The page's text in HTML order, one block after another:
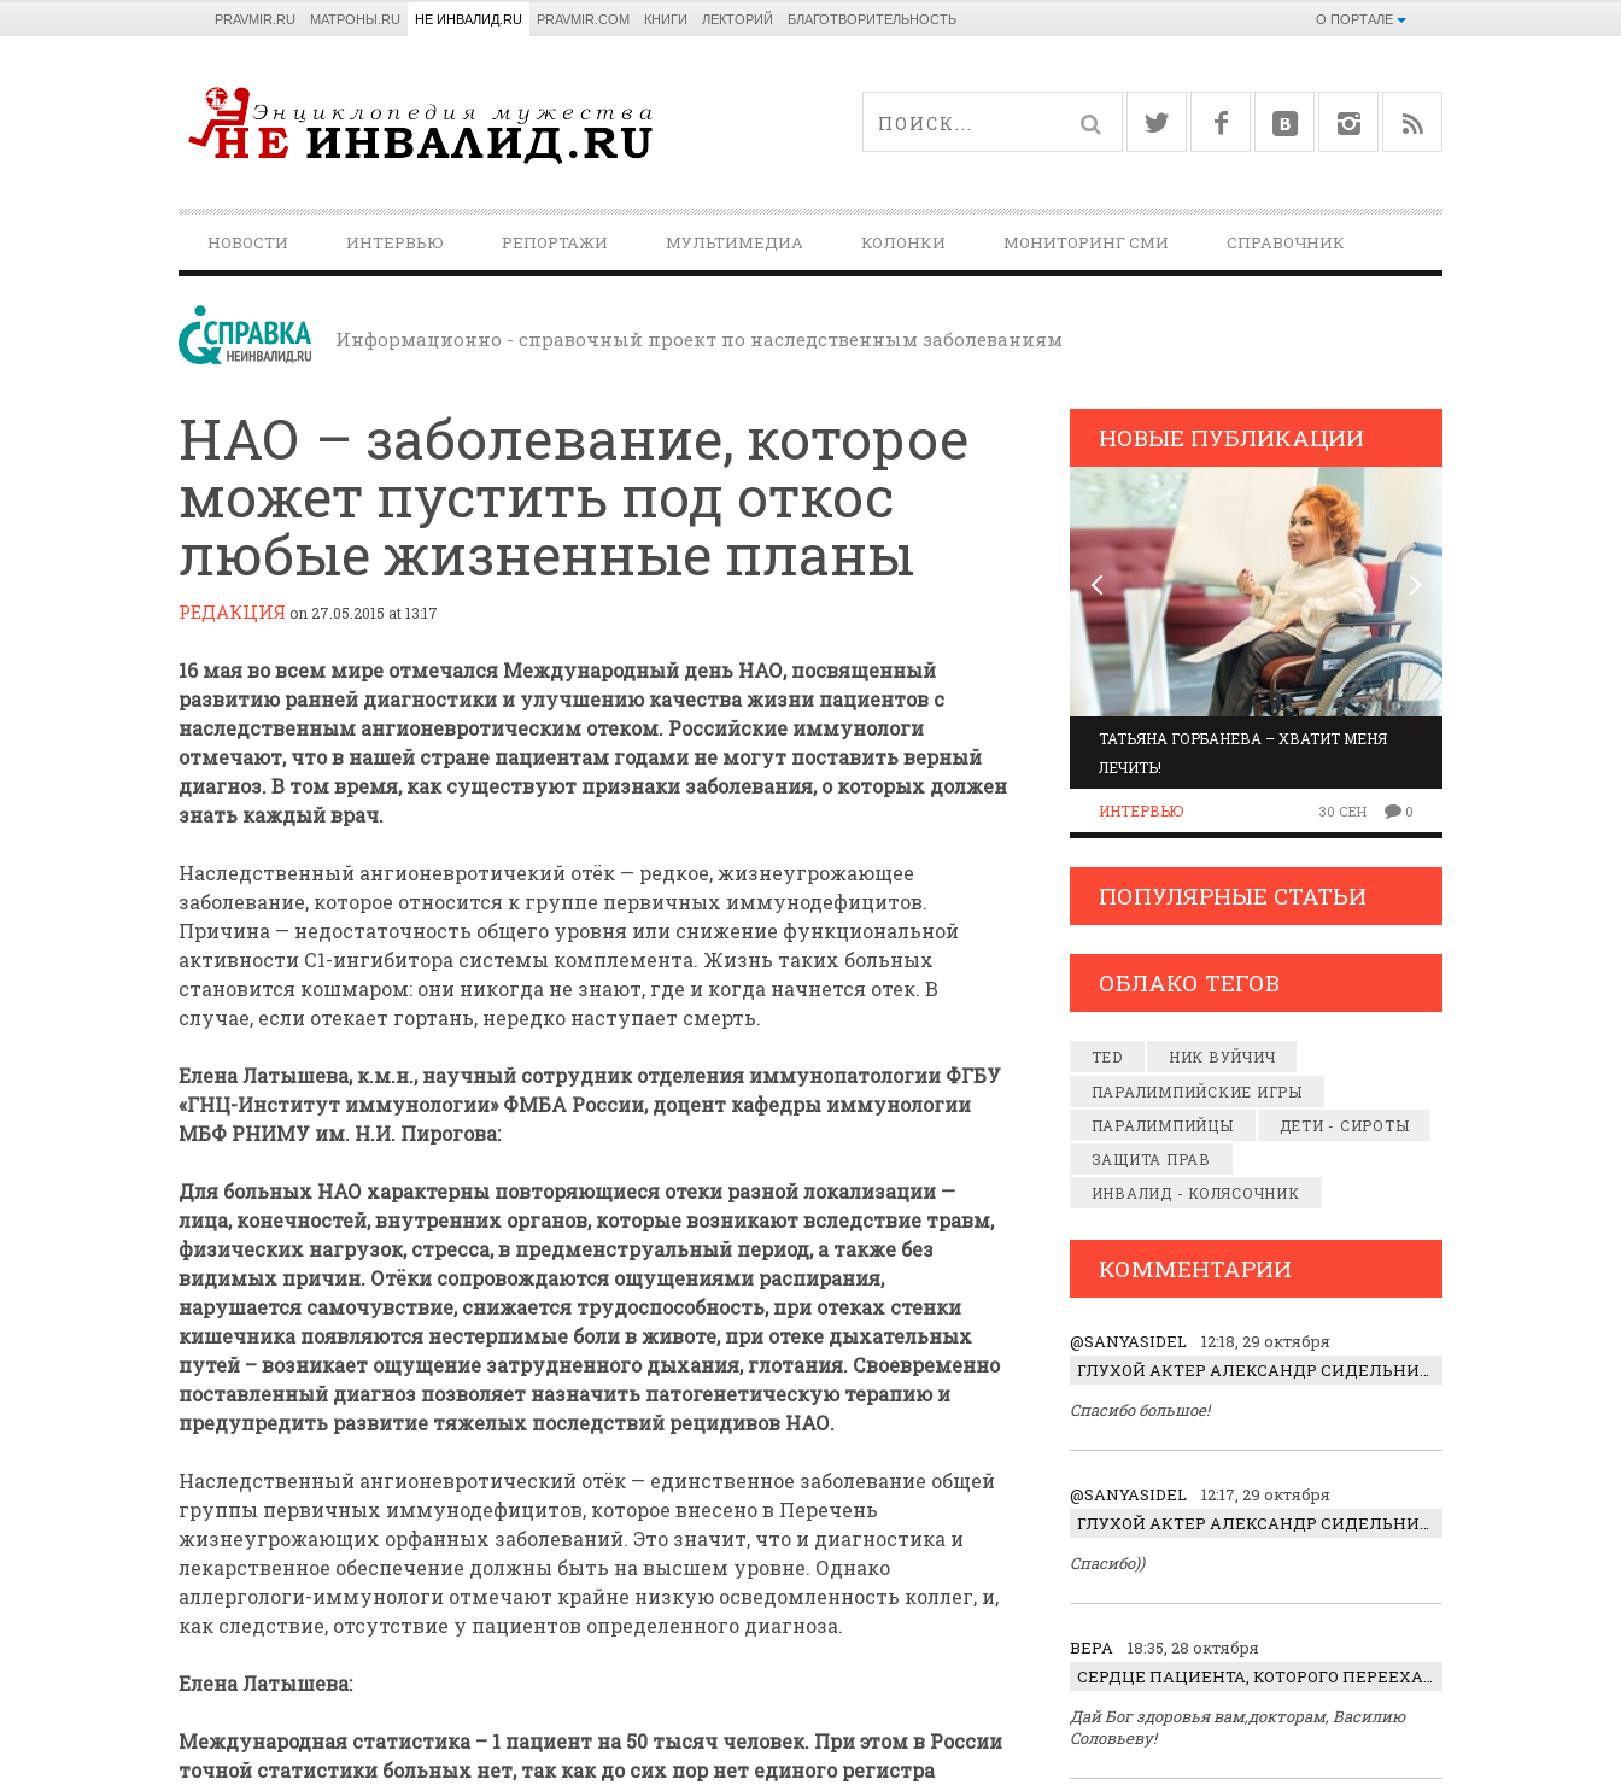
О ПОРТАЛЕ
PRAVMIR.RU МАТРОНЫ.RU НЕ ИНВАЛИД.RU PRAVMIR.COM КНИГИ ЛЕКТОРИЙ БЛАГОТВОРИТЕЛЬНОСТЬ
NAVIGATION
НОВОСТИ ИНТЕРВЬЮ РЕПОРТАЖИ МУЛЬТИМЕДИА КОЛОНКИ МОНИТОРИНГ СМИ СПРАВОЧНИК­
Информационно - справочный проект по наследственным заболеваниям
НАО – заболевание, которое
может пустить под откос
любые жизненные планы
РЕДАКЦИЯ on 27.05.2015 at 13:17
16 мая во всем мире отмечался Международный день НАО, посвященный
развитию ранней диагностики и улучшению качества жизни пациентов с
наследственным ангионевротическим отеком. Российские иммунологи
отмечают, что в нашей стране пациентам годами не могут поставить верный
диагноз. В том время, как существуют признаки заболевания, о которых должен
знать каждый врач.
Наследственный ангионевротичекий отёк — редкое, жизнеугрожающее
заболевание, которое относится к группе первичных иммунодефицитов.
Причина — недостаточность общего уровня или снижение функциональной
активности С1-ингибитора системы комплемента. Жизнь таких больных
становится кошмаром: они никогда не знают, где и когда начнется отек. В
случае, если отекает гортань, нередко наступает смерть.
Елена Латышева, к.м.н., научный сотрудник отделения иммунопатологии ФГБУ
«ГНЦ-Институт иммунологии» ФМБА России, доцент кафедры иммунологии
МБФ РНИМУ им. Н.И. Пирогова:
Для больных НАО характерны повторяющиеся отеки разной локализации —
лица, конечностей, внутренних органов, которые возникают вследствие травм,
физических нагрузок, стресса, в предменструальный период, а также без
видимых причин. Отёки сопровождаются ощущениями распирания,
нарушается самочувствие, снижается трудоспособность, при отеках стенки
кишечника появляются нестерпимые боли в животе, при отеке дыхательных
путей – возникает ощущение затрудненного дыхания, глотания. Своевременно
поставленный диагноз позволяет назначить патогенетическую терапию и
предупредить развитие тяжелых последствий рецидивов НАО.
Наследственный ангионевротический отёк — единственное заболевание общей
группы первичных иммунодефицитов, которое внесено в Перечень
жизнеугрожающих орфанных заболеваний. Это значит, что и диагностика и
лекарственное обеспечение должны быть на высшем уровне. Однако
аллергологи-иммунологи отмечают крайне низкую осведомленность коллег, и,
как следствие, отсутствие у пациентов определенного диагноза.
Елена Латышева:
Международная статистика – 1 пациент на 50 тысяч человек. При этом в России
точной статистики больных нет, так как до сих пор нет единого регистра
НОВЫЕ ПУБЛИКАЦИИ
ТАТЬЯНА ГОРБАНЕВА – ХВАТИТ МЕНЯ
ЛЕЧИТЬ!
ИНТЕРВЬЮ 30 СЕН 0
ИНЖЕНЕР С ТВОРЧЕСКИМИ АМБИЦИЯМИ.
ИЛИ КАК ЖЕНЩИНА ИЗ НОВОПОЛОЦКА
НАШЛА СЕБЯ В ИСКУССТВЕ
ПАРАЛИМПИЙСКАЯ ЧЕМПИОНКА ПО
БИАТЛОНУ И ЛЫЖНЫМ ГОНКАМ ИЗ
КАЗАНИ ИРИНА ПОЛЯКОВА
ПОПУЛЯРНЫЕ СТАТЬИ
ОБЛАКО ТЕГОВ
TED
НИК ВУЙЧИЧ
ПАРАЛИМПИЙСКИЕ ИГРЫ
ПАРАЛИМПИЙЦЫ
ДЕТИ - СИРОТЫ
ЗАЩИТА ПРАВ
ИНВАЛИД - КОЛЯСОЧНИК
КОММЕНТАРИИ
@SANYASIDEL
12:18, 29 октября
ГЛУХОЙ АКТЕР АЛЕКСАНДР СИДЕЛЬНИКОВ: «С НАСЛАЖДЕНИЕМ ИГРАЛ ОТРИЦАТЕЛЬНОГО ГЕРОЯ!»
Спасибо большое!
@SANYASIDEL
12:17, 29 октября
ГЛУХОЙ АКТЕР АЛЕКСАНДР СИДЕЛЬНИКОВ: «С НАСЛАЖДЕНИЕМ ИГРАЛ ОТРИЦАТЕЛЬНОГО ГЕРОЯ!»
Спасибо))
ВЕРА
18:35, 28 октября
СЕРДЦЕ ПАЦИЕНТА, КОТОРОГО ПЕРЕЕХАЛ ТРАКТОР, ОБНАРУЖИЛИ… В ЖИВОТЕ
Дай Бог здоровья вам,докторам, Василию
Соловьеву!